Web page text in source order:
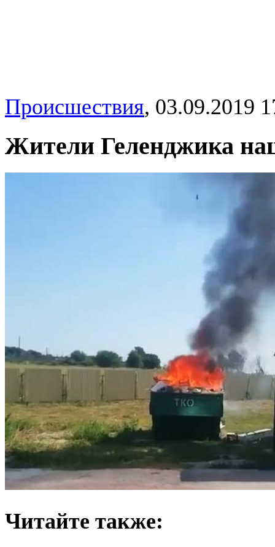
Происшествия, 03.09.2019
Жители Геленджика
Читайте также: